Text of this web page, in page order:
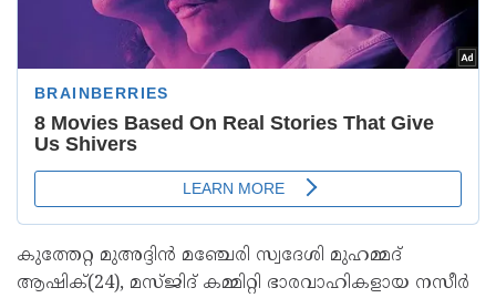
കുത്തേറ്റ മുഅദ്ദിന്‍ മഞ്ചേരി സ്വദേശി മുഹമ്മദ്
ആഷിക്(24), മസ്ജിദ് കമ്മിറ്റി ഭാരവാഹികളായ നസീര്‍